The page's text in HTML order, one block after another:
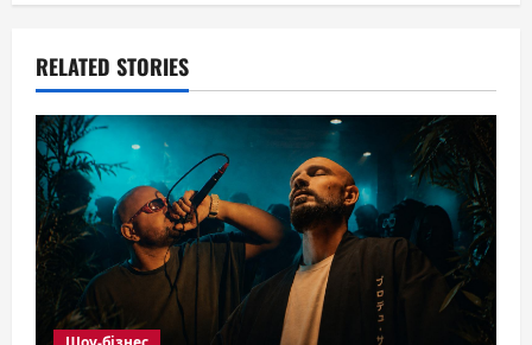
i
g
a
t
i
o
RELATED STORIES